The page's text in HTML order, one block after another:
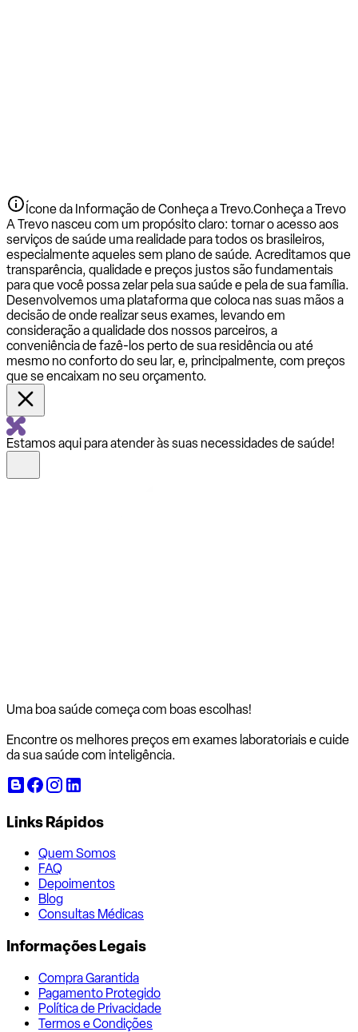
Ícone da Informação de Conheça a Trevo.Conheça a Trevo
A Trevo nasceu com um propósito claro: tornar o acesso aos
serviços de saúde uma realidade para todos os brasileiros,
especialmente aqueles sem plano de saúde. Acreditamos que
transparência, qualidade e preços justos são fundamentais
para que você possa zelar pela sua saúde e pela de sua família.
Desenvolvemos uma plataforma que coloca nas suas mãos a
decisão de onde realizar seus exames, levando em
consideração a qualidade dos nossos parceiros, a
conveniência de fazê-los perto de sua residência ou até
mesmo no conforto do seu lar, e, principalmente, com preços
que se encaixam no seu orçamento.
Estamos aqui para atender às suas necessidades de saúde!
Uma boa saúde começa com boas escolhas!
Encontre os melhores preços em exames laboratoriais e cuide
da sua saúde com inteligência.
Links Rápidos
Quem Somos
FAQ
Depoimentos
Blog
Consultas Médicas
Informações Legais
Compra Garantida
Pagamento Protegido
Política de Privacidade
Termos e Condições